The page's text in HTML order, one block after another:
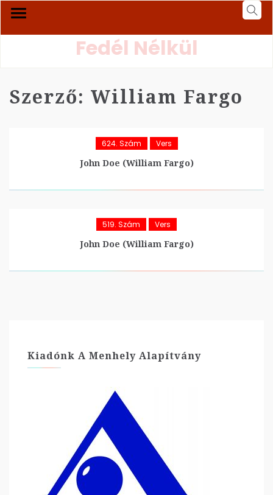
Fedél Nélkül
Szerző: William Fargo
624. Szám Vers
John Doe (William Fargo)
519. Szám Vers
John Doe (William Fargo)
Kiadónk A Menhely Alapítvány